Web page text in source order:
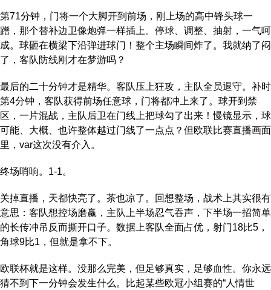
第71分钟，门将一个大脚开到前场，刚上场的高中锋头球一
蹭，那个替补边卫像炮弹一样插上。停球、调整、抽射，一气呵
成。球砸在横梁下沿弹进球门！整个主场瞬间炸了。我就纳了闷
了，客队防线刚才在梦游吗？
最后的二十分钟才是精华。客队压上狂攻，主队全员退守。补时
第4分钟，客队获得前场任意球，门将都冲上来了。球开到禁
区，一片混战，主队后卫在门线上把球勾了出来！慢镜显示，球
可能、大概、也许整体越过门线了一点点？但欧联比赛直播画面
里，var这次没有介入。
终场哨响。1-1。
关掉直播，天都快亮了。茶也凉了。回想整场，战术上其实很有
意思：客队想控场磨赢，主队上半场忍气吞声，下半场一招简单
的长传冲吊反而撕开口子。数据上客队全面占优，射门18比5，
角球9比1，但就是拿不下。
欧联杯就是这样。没那么完美，但足够真实，足够血性。你永远
猜不到下一分钟会发生什么。比起某些欧冠小组赛的“人情世